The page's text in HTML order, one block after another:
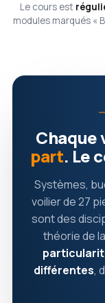
Le cours est
modules marqués «
Chaque
part. Le
Systèmes,
voilier de 27
sont des
théorie de
différentes,